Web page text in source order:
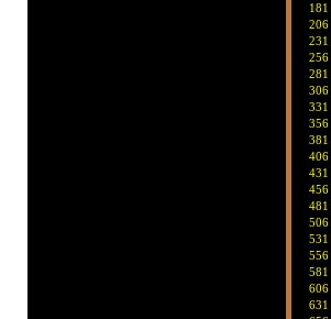
181
206
231
256
281
306
331
356
381
406
431
456
481
506
531
556
581
606
631